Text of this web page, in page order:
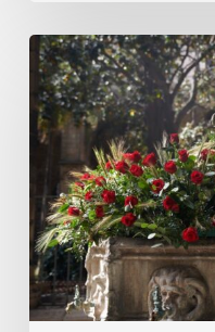
Barcelona
La
Catedral
de
Barcelona
abre
el
claustro
por
San
Jorge